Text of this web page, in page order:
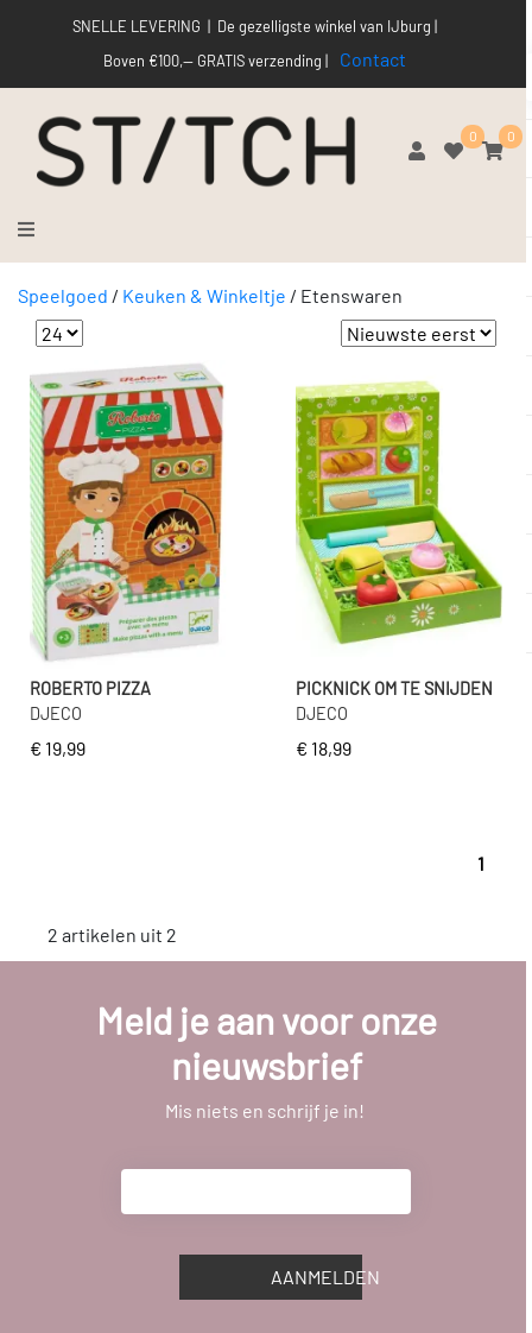
SNELLE LEVERING | De gezelligste winkel van IJburg |
Boven €100,-- GRATIS verzending |
Contact
0 0
Speelgoed / Keuken & Winkeltje / Etenswaren
ROBERTO PIZZA
DJECO
€ 19,99
PICKNICK OM TE SNIJDEN
DJECO
€ 18,99
1
2 artikelen uit 2
Meld je aan voor onze
nieuwsbrief
Mis niets en schrijf je in!
AANMELDEN